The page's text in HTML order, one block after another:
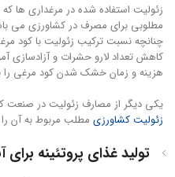
زئولیت استفاده شده در مرغداری ها
مطلوبی برای مصرف در کشاورزی می
چنانچه نسبت ترکیب زئولیت با کود
کاهش تعداد لارو حشرات و آزادسازی
هزینه و زمان خشک شدن کود مرغی
یکی دیگر از مصارف زئولیت در صنعت
زئولیت کشاورزی مطلب مربوط به آن را
تولید غذای پروتئینه